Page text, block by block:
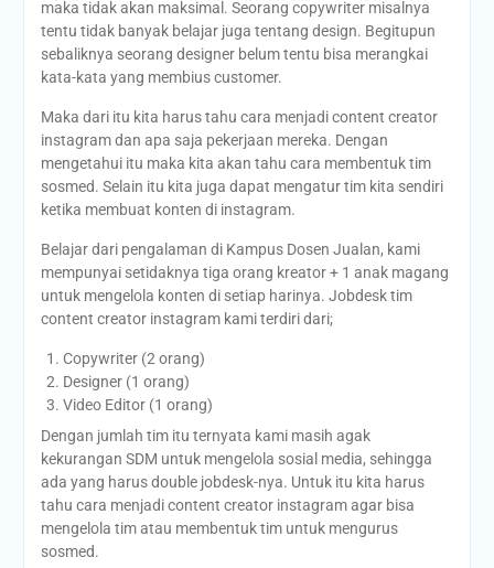
maka tidak akan maksimal. Seorang copywriter misalnya
tentu tidak banyak belajar juga tentang design. Begitupun
sebaliknya seorang designer belum tentu bisa merangkai
kata-kata yang membius customer.
Maka dari itu kita harus tahu cara menjadi content creator
instagram dan apa saja pekerjaan mereka. Dengan
mengetahui itu maka kita akan tahu cara membentuk tim
sosmed. Selain itu kita juga dapat mengatur tim kita sendiri
ketika membuat konten di instagram.
Belajar dari pengalaman di Kampus Dosen Jualan, kami
mempunyai setidaknya tiga orang kreator + 1 anak magang
untuk mengelola konten di setiap harinya. Jobdesk tim
content creator instagram kami terdiri dari;
Copywriter (2 orang)
Designer (1 orang)
Video Editor (1 orang)
Dengan jumlah tim itu ternyata kami masih agak
kekurangan SDM untuk mengelola sosial media, sehingga
ada yang harus double jobdesk-nya. Untuk itu kita harus
tahu cara menjadi content creator instagram agar bisa
mengelola tim atau membentuk tim untuk mengurus
sosmed.